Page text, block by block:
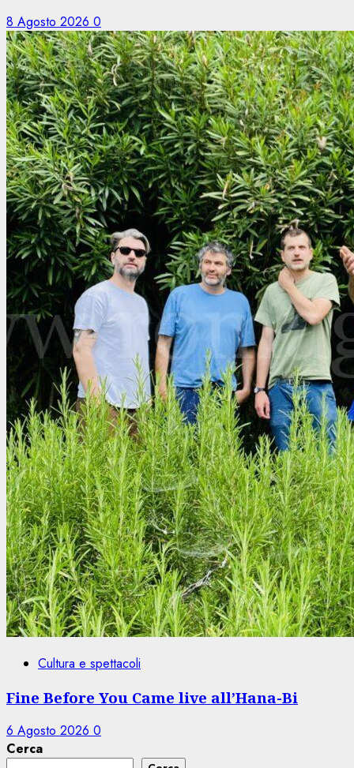
8 Agosto 2026 0
Cultura e spettacoli
Fine Before You Came live all’Hana-Bi
6 Agosto 2026 0
Cerca